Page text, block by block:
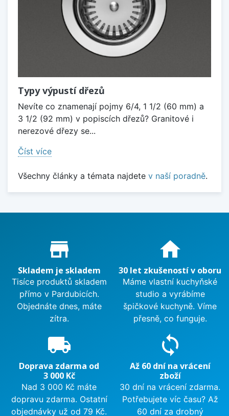
Typy výpustí dřezů
Nevíte co znamenají pojmy 6/4, 1 1/2 (60 mm) a
3 1/2 (92 mm) v popiscích dřezů? Granitové i
nerezové dřezy se...
Číst více
Všechny články a témata najdete v naší poradně.
Proč nakupovat u nás?
store_mall_directory
Skladem je skladem
Tisíce produktů skladem
přímo v Pardubicích.
Objednáte dnes, máte
zítra.
home
30 let zkušeností v oboru
Máme vlastní kuchyňské
studio a vyrábíme
špičkové kuchyně. Víme
přesně, co funguje.
local_shipping
Doprava zdarma od
3 000 Kč
Nad 3 000 Kč máte
dopravu zdarma. Ostatní
objednávky už od 79 Kč.
sync
Až 60 dní na vrácení
zboží
30 dní na vrácení zdarma.
Potřebujete víc času? Až
60 dní za drobný